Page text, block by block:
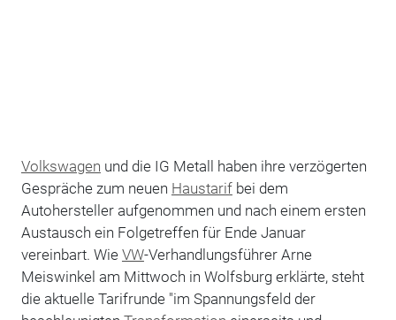
Volkswagen und die IG Metall haben ihre verzögerten
Gespräche zum neuen Haustarifbei dem
Autohersteller aufgenommen und nach einem ersten
Austausch ein Folgetreffen für Ende Januar
vereinbart. Wie VW-Verhandlungsführer Arne
Meiswinkel am Mittwoch in Wolfsburg erklärte, steht
die aktuelle Tarifrunde "im Spannungsfeld der